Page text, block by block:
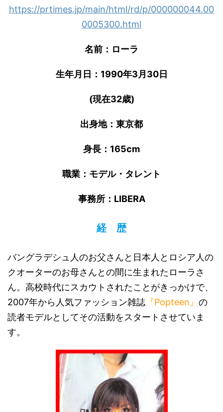
https://prtimes.jp/main/html/rd/p/000000044.00
0005300.html
名前：ローラ
生年月日：1990年3月30日
(現在32歳)
出身地：東京都
身長：165cm
職業：モデル・タレント
事務所：LIBERA
経 歴
バングラデシュ人のお父さんと日本人とロシア人の
クオーターのお母さんとの間に生まれたローラさ
ん。高校時代にスカウトされたことがきっかけで、
2007年から人気ファッション雑誌 『Popteen』 の
読者モデルとしてその活動をスタートさせていま
す。